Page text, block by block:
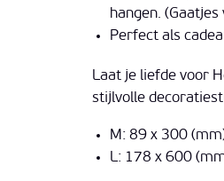
hangen.
Perfect als
Laat je liefde voor
stijlvolle
M: 89 x 300
L: 178 x 600